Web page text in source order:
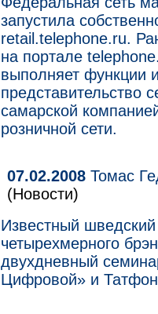
запустила
retail.telephone.ru.
на портале
выполняет функции
представительство
самарской
розничной сети.
07.02.2008 Томас
(Новости)
Известный шведский
четырехмерного
двухдневный
Цифровой» и